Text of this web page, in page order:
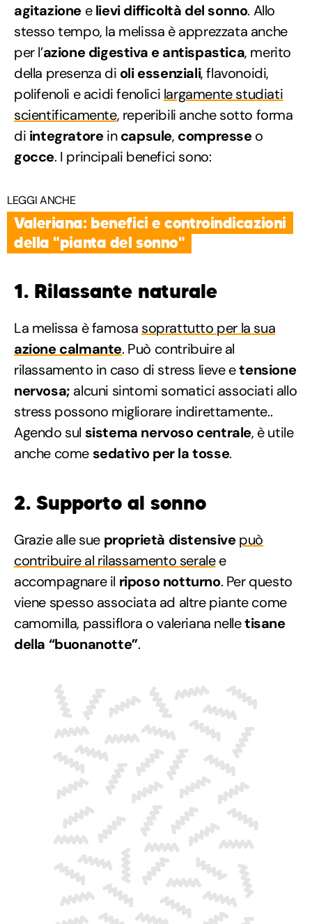
agitazione elievi difficoltà del sonno. Allo
stesso tempo, la melissa è apprezzata anche
per l’azione digestiva e antispastica, merito
della presenza di oli essenziali, flavonoidi,
polifenoli e acidi fenolici largamente studiati
scientificamente, reperibili anche sotto forma
di integratoreincapsule, compresseo
gocce. I principali benefici sono:
LEGGI ANCHE
Valeriana: benefici e controindicazioni
della "pianta del sonno"
1. Rilassante naturale
La melissa è famosa soprattutto per la sua
azione calmante. Può contribuire al
rilassamento in caso di stress lieve etensione
nervosa; alcuni sintomi somatici associati allo
stress possono migliorare indirettamente..
Agendo sul sistema nervoso centrale, è utile
anche come sedativo per la tosse.
2. Supporto al sonno
Grazie alle sue proprietà distensive può
contribuire al rilassamento seralee
accompagnare il riposo notturno. Per questo
viene spesso associata ad altre piante come
camomilla, passiflora o valeriana nelletisane
della “buonanotte”.